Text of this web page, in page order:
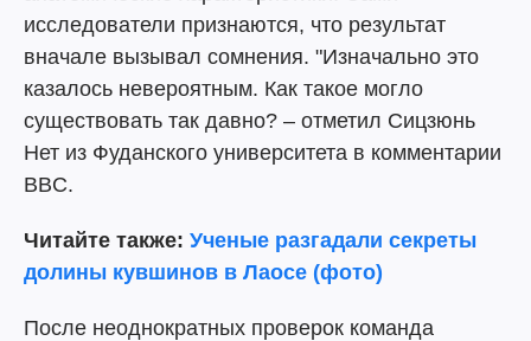
исследователи признаются, что результат
вначале вызывал сомнения. "Изначально это
казалось невероятным. Как такое могло
существовать так давно? – отметил Сицзюнь
Нет из Фуданского университета в комментарии
BBC.
Читайте также: Ученые разгадали секреты
долины кувшинов в Лаосе (фото)
После неоднократных проверок команда